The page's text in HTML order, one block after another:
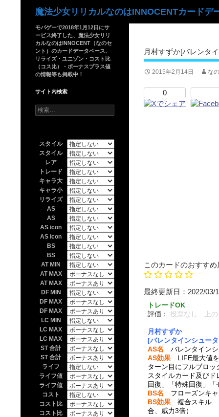
魔法少女リリカルなのはINNOCENTカードデ
月村すずか[バレンタ
2015年2月14日 な
0
このカードのおすすめ
最終更新日
トレードOK
評価：
投票なし 上の
月村すずか
[バレンタインシュー
AS名 バレンタイン
AS効果 LIFE最大値を
ターン目にフルブロ
スタイルカード及び
回復」「特殊回復」
BS名 フローズンキ
BS効果 複合スキル
合、威力3倍）
モバゲーで2018年1月12日にサ
ービス終了した、魔法少女リリ
カルなのはINNOCENT（なのセ
ント）のカードデータベース、
リライズ・ユニゾン・コスト比
（コス比）・ボーナスプラス値
の情報等も掲載中！
サイト内検索
検
索:
スタイル
スタイル
レア
トレード
キャラ大
キャラ小
リライズ
AS
AS
AS icon
AS icon
BS
BS
AT MIN
AT MAX
AT MAX
DF MIN
DF MAX
DF MAX
LC MIN
LC MAX
LC MAX
ST 合計
ST 合計
ライフ
ライフ値
ライフ値
コスト
コスト比
コスト比